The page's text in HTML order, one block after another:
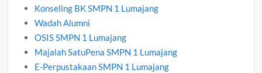
Konseling BK SMPN 1 Lumajang
Wadah Alumni
OSIS SMPN 1 Lumajang
Majalah SatuPena SMPN 1 Lumajang
E-Perpustakaan SMPN 1 Lumajang